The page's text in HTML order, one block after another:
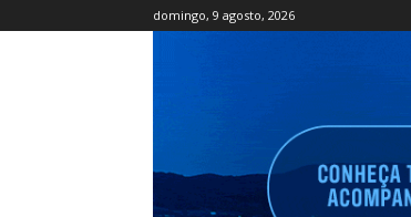
domingo, 9 agosto, 2026